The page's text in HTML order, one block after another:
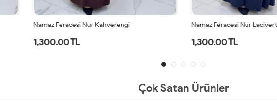
Namaz Feracesi Nur Kahverengi
1,300.00 TL
Namaz Feracesi Nur Lacivert
1,300.00 TL
Çok Satan Ürünler